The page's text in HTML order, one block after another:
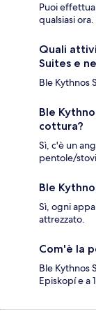
Puoi
qualsiasi
Quali
Suites e
Ble Kythnos
Ble
cottura?
Sì, c'è un
pentole/
Ble
Sì, ogni
attrezzato.
Com'è la
Ble Kythnos
Episkopí e a